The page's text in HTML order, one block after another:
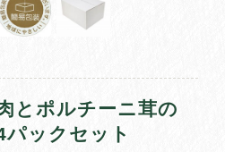
とポルチーニ茸の
ックセット